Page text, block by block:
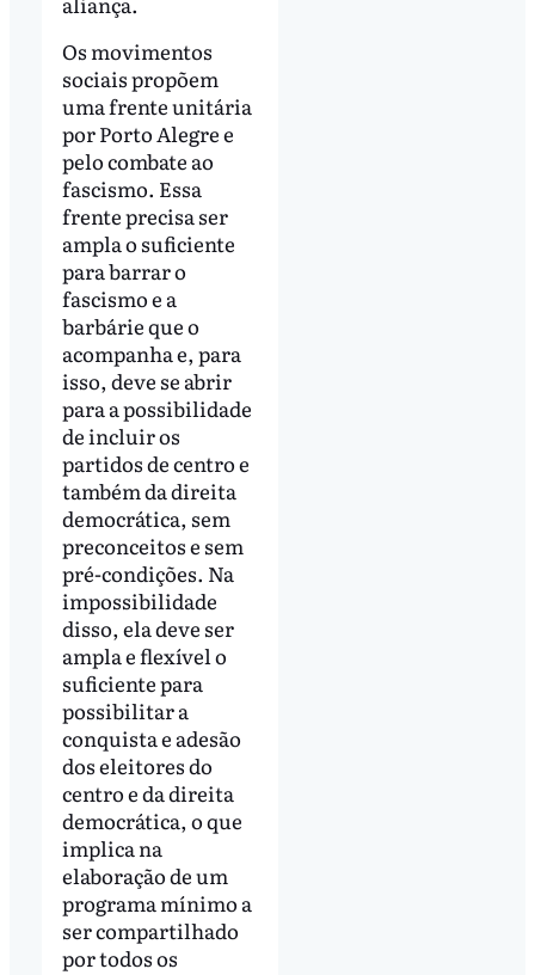
Os movimentos
sociais propõem
uma frente unitária
por Porto Alegre e
pelo combate ao
fascismo. Essa
frente precisa ser
ampla o suficiente
para barrar o
fascismo e a
barbárie que o
acompanha e, para
isso, deve se abrir
para a possibilidade
de incluir os
partidos de centro e
também da direita
democrática, sem
preconceitos e sem
pré-condições. Na
impossibilidade
disso, ela deve ser
ampla e flexível o
suficiente para
possibilitar a
conquista e adesão
dos eleitores do
centro e da direita
democrática, o que
implica na
elaboração de um
programa mínimo a
ser compartilhado
por todos os